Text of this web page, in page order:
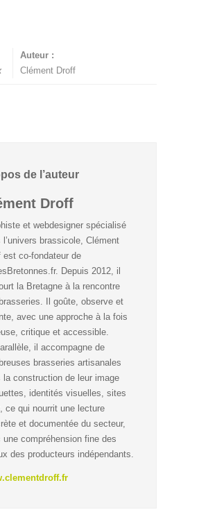
Auteur :
Clément Droff
de l’auteur
Droff
et webdesigner spécialisé
l’univers brassicole, Clément
est co-fondateur de
Depuis 2012, il
la Bretagne à la rencontre
Il goûte, observe et
avec une approche à la fois
critique et accessible.
il accompagne de
brasseries artisanales
la construction de leur image
identités visuelles, sites
ce qui nourrit une lecture
et documentée du secteur,
une compréhension fine des
des producteurs indépendants.